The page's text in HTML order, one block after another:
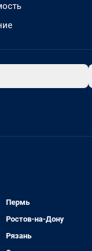
Пермь
Ростов-на-Дону
Рязань